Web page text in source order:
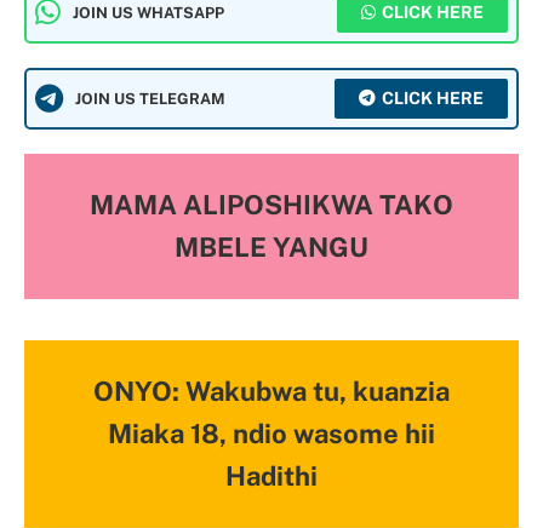
JOIN US WHATSAPP CLICK HERE
JOIN US TELEGRAM CLICK HERE
MAMA ALIPOSHIKWA TAKO
MBELE YANGU
ONYO: Wakubwa tu, kuanzia
Miaka 18, ndio wasome hii
Hadithi